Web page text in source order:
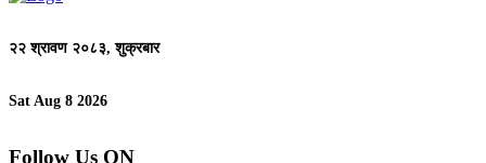
२२ श्रावण २०८३, शुक्रबार
Sat Aug 8 2026
Follow Us ON